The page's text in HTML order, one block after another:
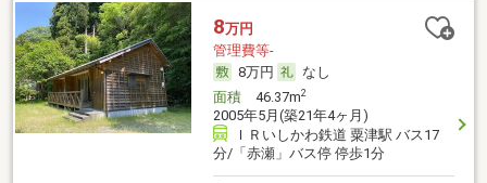
8万円
管理費等-
8万円
なし
面積46.37m2
2005年5月(築21年4ヶ月)
ＩＲいしかわ鉄道 粟津駅 バス17
分/「赤瀬」バス停 停歩1分